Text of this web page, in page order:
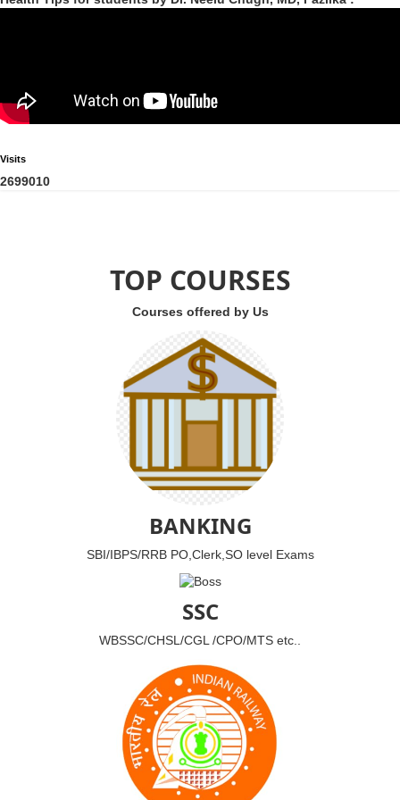
Visits
2699010
TOP COURSES
Courses offered by Us
BANKING
SBI/IBPS/RRB PO,Clerk,SO level Exams
SSC
WBSSC/CHSL/CGL /CPO/MTS etc..